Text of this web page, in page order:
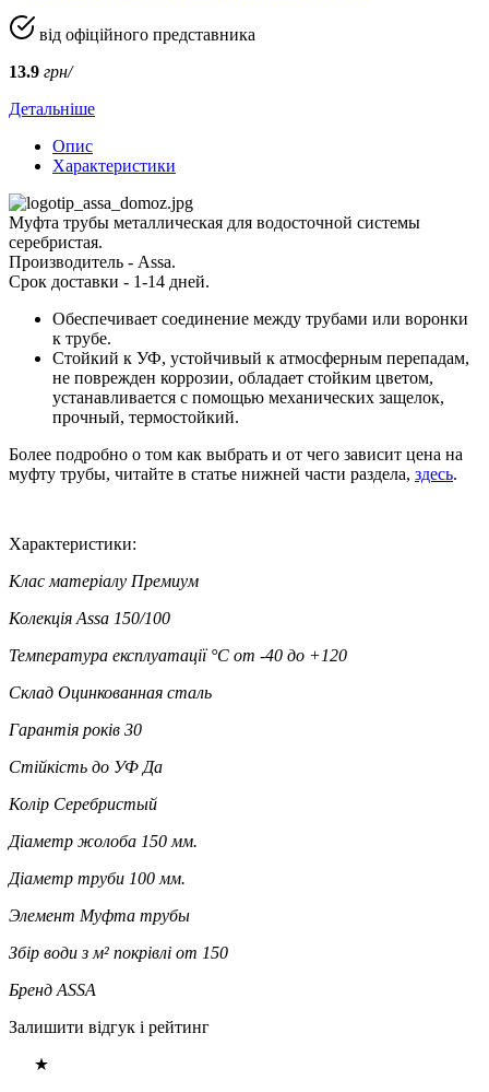
від офіційного представника
13.9 грн/
Детальніше
Опис
Характеристики
Муфта трубы металлическая для водосточной системы
серебристая.
Производитель - Assa.
Срок доставки - 1-14 дней.
Обеспечивает соединение между трубами или воронки
к трубе.
Стойкий к УФ, устойчивый к атмосферным перепадам,
не поврежден коррозии, обладает стойким цветом,
устанавливается с помощью механических защелок,
прочный, термостойкий.
Более подробно о том как выбрать и от чего зависит цена на
муфту трубы, читайте в статье нижней части раздела, здесь.
Характеристики:
Клас матеріалу Премиум
Колекція Assa 150/100
Температура експлуатації °C от -40 до +120
Склад Оцинкованная сталь
Гарантія років 30
Стійкість до УФ Да
Колір Серебристый
Діаметр жолоба 150 мм.
Діаметр труби 100 мм.
Элемент Муфта трубы
Збір води з м² покрівлі от 150
Бренд ASSA
Залишити відгук і рейтинг